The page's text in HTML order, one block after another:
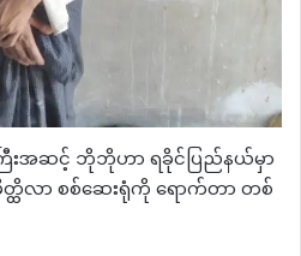
းအဆင့် ဘိုဘိုဟာ ရခိုင်ပြည်နယ်မှာ
ထိလာ စစ်ဆေးရုံကို ရောက်တာ တစ်